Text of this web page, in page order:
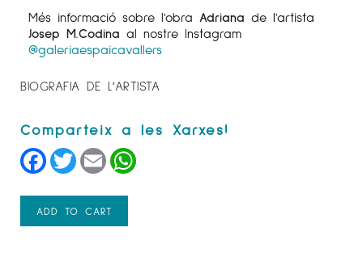
Més informació sobre l'obra Adriana de l'artista
Josep M.Codina al nostre Instagram
@galeriaespaicavallers
BIOGRAFIA DE L'ARTISTA
Facebook
TwitterEmail
ADD TO CART